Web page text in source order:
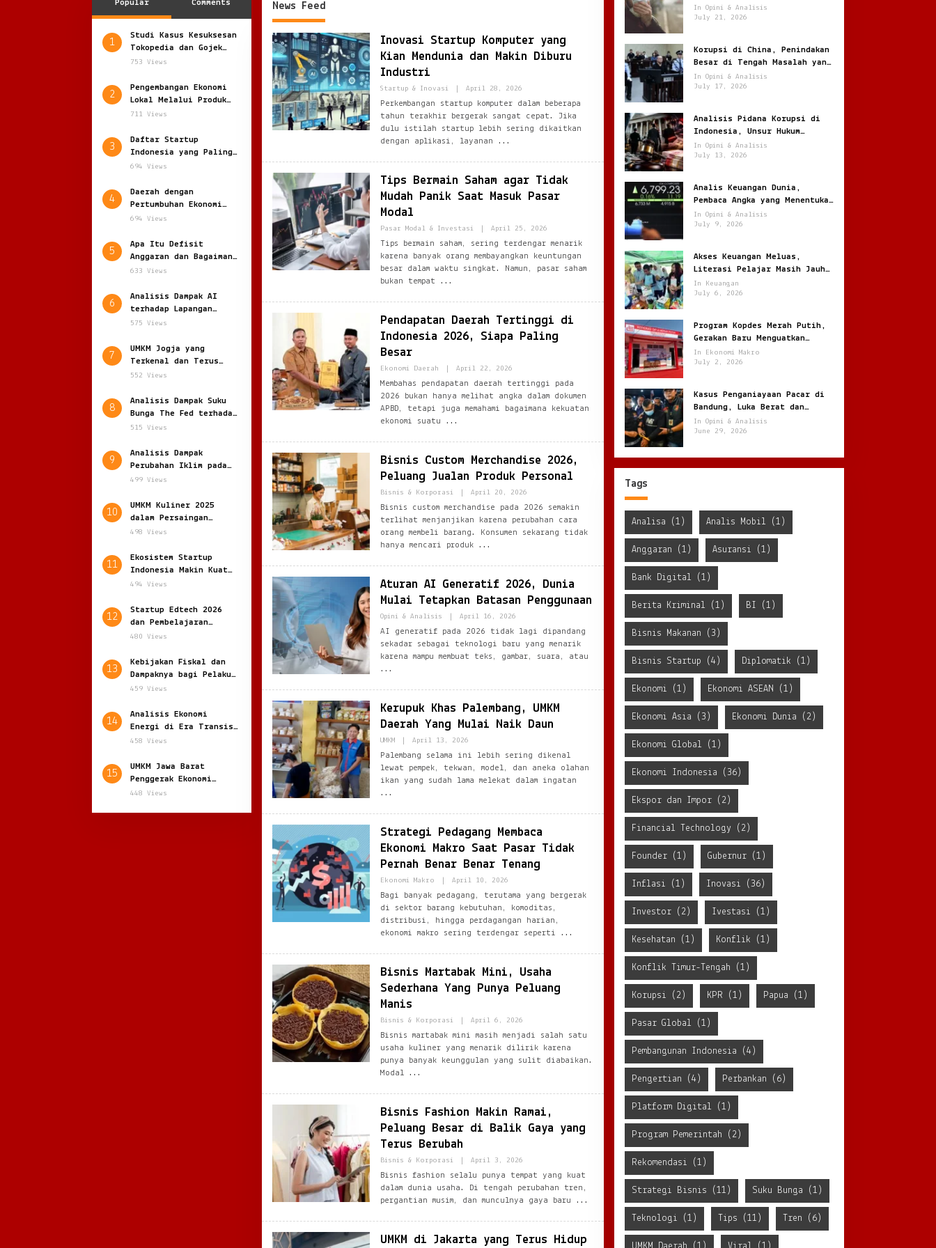
Popular Comments
1
Studi Kasus Kesuksesan
Tokopedia dan Gojek
Pasca Merger: Sinergi
Indonesia
753 Views
2
Pengembangan Ekonomi
Lokal Melalui Produk
Unggulan: Menggerakkan
Daya Saing Global
711 Views
3
Daftar Startup
Indonesia yang Paling
Berkembang di Tahun
Sukses Mereka
694 Views
4
Daerah dengan
Pertumbuhan Ekonomi
Tertinggi di 2025:
Pertumbuhan Indonesia
694 Views
5
Apa Itu Defisit
Anggaran dan Bagaimana
Cara Mengatasinya:
Fiskal Negara
633 Views
6
Analisis Dampak AI
terhadap Lapangan
Kerja di Indonesia:
Ancaman di Era Otomasi
575 Views
7
UMKM Jogja yang
Terkenal dan Terus
Menggeliat di Tengah
552 Views
8
Analisis Dampak Suku
Bunga The Fed terhadap
Rupiah: Dinamika
Ekonomi
515 Views
9
Analisis Dampak
Perubahan Iklim pada
Ekonomi Global: Ketika
dari Pertumbuhan
499 Views
10
UMKM Kuliner 2025
dalam Persaingan
Franchise Besar
498 Views
11
Ekosistem Startup
Indonesia Makin Kuat
di 2025: Kolaborasi,
Digital
494 Views
12
Startup Edtech 2026
dan Pembelajaran
Digital yang Semakin
480 Views
13
Kebijakan Fiskal dan
Dampaknya bagi Pelaku
Usaha: Menakar Arah
459 Views
14
Analisis Ekonomi
Energi di Era Transisi
Global: Antara
Kemandirian
458 Views
15
UMKM Jawa Barat
Penggerak Ekonomi
Daerah yang Terus
448 Views
News Feed
RadarBisnis
Inovasi Startup Komputer yang
Kian Mendunia dan Makin Diburu
Industri
Startup & Inovasi April 28, 2026By
Perkembangan startup komputer dalam beberapa
tahun terakhir bergerak sangat cepat. Jika
dulu istilah startup lebih sering dikaitkan
dengan aplikasi, layanan
Tips Bermain Saham agar Tidak
Mudah Panik Saat Masuk Pasar
Modal
Pasar Modal & Investasi April 25, 2026By
Ezblognetwork@gmail.com
Tips bermain saham, sering terdengar menarik
karena banyak orang membayangkan keuntungan
besar dalam waktu singkat. Namun, pasar saham
bukan tempat
Pendapatan Daerah Tertinggi di
Indonesia 2026, Siapa Paling
Besar
Ekonomi Daerah April 22, 2026By
Membahas pendapatan daerah tertinggi pada
2026 bukan hanya melihat angka dalam dokumen
APBD, tetapi juga memahami bagaimana kekuatan
ekonomi suatu
Bisnis Custom Merchandise 2026,
Peluang Jualan Produk Personal
Bisnis & Korporasi April 20, 2026By
Bisnis custom merchandise pada 2026 semakin
terlihat menjanjikan karena perubahan cara
orang membeli barang. Konsumen sekarang tidak
hanya mencari produk
Aturan AI Generatif 2026, Dunia
Mulai Tetapkan Batasan Penggunaan
Opini & Analisis April 16, 2026By
AI generatif pada 2026 tidak lagi dipandang
sekadar sebagai teknologi baru yang menarik
karena mampu membuat teks, gambar, suara, atau
Kerupuk Khas Palembang, UMKM
Daerah Yang Mulai Naik Daun
UMKM April 13, 2026By
Palembang selama ini lebih sering dikenal
lewat pempek, tekwan, model, dan aneka olahan
ikan yang sudah lama melekat dalam ingatan
Strategi Pedagang Membaca
Ekonomi Makro Saat Pasar Tidak
Pernah Benar Benar Tenang
Ekonomi Makro April 10, 2026By
Bagi banyak pedagang, terutama yang bergerak
di sektor barang kebutuhan, komoditas,
distribusi, hingga perdagangan harian,
ekonomi makro sering terdengar seperti
Bisnis Martabak Mini, Usaha
Sederhana Yang Punya Peluang
Manis
Bisnis & Korporasi April 6, 2026By
Bisnis martabak mini masih menjadi salah satu
usaha kuliner yang menarik dilirik karena
punya banyak keunggulan yang sulit diabaikan.
Modal
Bisnis Fashion Makin Ramai,
Peluang Besar di Balik Gaya yang
Terus Berubah
Bisnis & Korporasi April 3, 2026By
Bisnis fashion selalu punya tempat yang kuat
dalam dunia usaha. Di tengah perubahan tren,
pergantian musim, dan munculnya gaya baru
UMKM di Jakarta yang Terus Hidup
Jantung
In Opini & Analisis
July 21, 2026
Korupsi di China, Penindakan
Besar di Tengah Masalah yang
Terus Berulang
In Opini & Analisis
July 17, 2026
Analisis Pidana Korupsi di
Indonesia, Unsur Hukum
hingga Pemulihan Aset
In Opini & Analisis
July 13, 2026
Analis Keuangan Dunia,
Pembaca Angka yang Menentukan
Arah Pasar Global
In Opini & Analisis
July 9, 2026
Akses Keuangan Meluas,
Literasi Pelajar Masih Jauh
Tertinggal
In Keuangan
July 6, 2026
Program Kopdes Merah Putih,
Gerakan Baru Menguatkan
Ekonomi Desa dari Akar Rumput
In Ekonomi Makro
July 2, 2026
Kasus Penganiayaan Pacar di
Bandung, Luka Berat dan
Penyekapan !
In Opini & Analisis
June 29, 2026
Tags
Analisa (1) Analis Mobil (1)
Anggaran (1) Asuransi (1)
Bank Digital (1)
Berita Kriminal (1) BI (1)
Bisnis Makanan (3)
Bisnis Startup (4) Diplomatik (1)
Ekonomi (1) Ekonomi ASEAN (1)
Ekonomi Asia (3) Ekonomi Dunia (2)
Ekonomi Global (1)
Ekonomi Indonesia (36)
Ekspor dan Impor(2)
Financial Technology(2)
Founder(1) Gubernur(1)
Inflasi (1) Inovasi (36)
Investor(2) Ivestasi (1)
Kesehatan (1) Konflik (1)
Konflik Timur-Tengah (1)
Korupsi (2) KPR (1) Papua (1)
Pasar Global (1)
Pembangunan Indonesia (4)
Pengertian (4) Perbankan (6)
Platform Digital (1)
Program Pemerintah (2)
Rekomendasi (1)
Strategi Bisnis (11) Suku Bunga (1)
Teknologi (1) Tips (11) Tren (6)